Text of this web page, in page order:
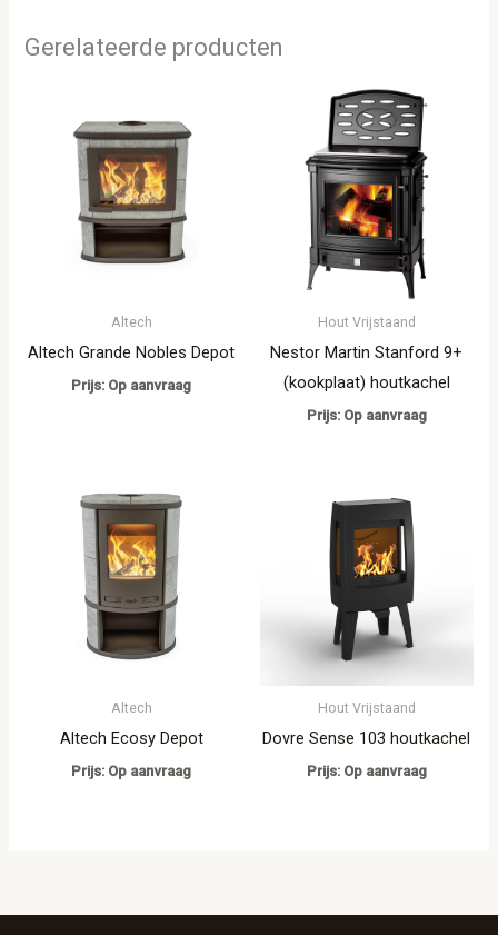
Gerelateerde producten
Altech
Altech Grande Nobles Depot
Prijs: Op aanvraag
Hout Vrijstaand
Nestor Martin Stanford 9+
(kookplaat) houtkachel
Prijs: Op aanvraag
Altech
Altech Ecosy Depot
Prijs: Op aanvraag
Hout Vrijstaand
Dovre Sense 103 houtkachel
Prijs: Op aanvraag